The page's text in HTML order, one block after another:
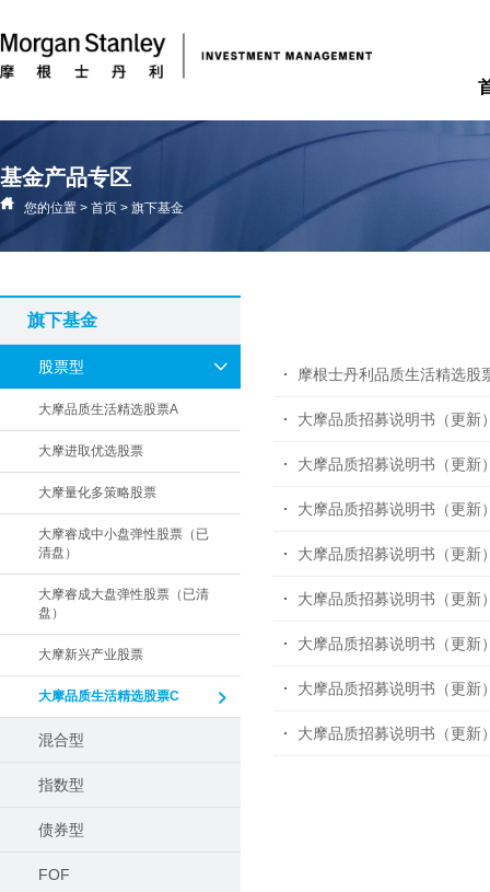
基金产品专区
您的位置 > 首页 > 旗下基金
旗下基金
股票型
大摩品质生活精选股票A
大摩进取优选股票
大摩量化多策略股票
大摩睿成中小盘弹性股票（已
清盘）
大摩睿成大盘弹性股票（已清
盘）
大摩新兴产业股票
大摩品质生活精选股票C
混合型
指数型
债券型
FOF
摩根士丹利品质生活精选股
大摩品质招募说明书（更新
大摩品质招募说明书（更新
大摩品质招募说明书（更新
大摩品质招募说明书（更新
大摩品质招募说明书（更新
大摩品质招募说明书（更新
大摩品质招募说明书（更新
大摩品质招募说明书（更新